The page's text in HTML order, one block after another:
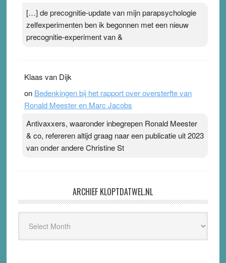
[…] de precognitie-update van mijn parapsychologie
zelfexperimenten ben ik begonnen met een nieuw
precognitie-experiment van &
Klaas van Dijk
on Bedenkingen bij het rapport over oversterfte van
Ronald Meester en Marc Jacobs
Antivaxxers, waaronder inbegrepen Ronald Meester
& co, refereren altijd graag naar een publicatie uit 2023
van onder andere Christine St
ARCHIEF KLOPTDATWEL.NL
Kloptdatwel.nl